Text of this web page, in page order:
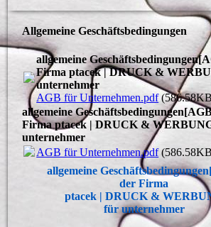
Allgemeine Geschäftsbedingungen
allgemeine
Firma ptacek | DRUCK &
unternehmer
AGB für Unternehmen.pdf
allgemeine
Firma ptacek | DRUCK &
unternehmer
AGB für Unternehmen.pdf
allgemeine
der Firma
ptacek | DRUCK &
für unternehmer